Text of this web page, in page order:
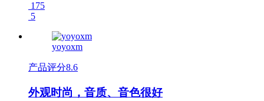
175
5
yoyoxm
产品评分8.6
外观时尚，音质、音色很好